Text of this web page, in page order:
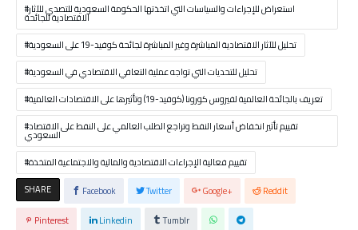
استعراض للإجراءات والسياسات التي اتخذتها الحكومة السعودية للتصدي للآثار
الاقتصادية للجائحة
تحليل للآثار الاقتصادية المباشرة وغير المباشرة لجائحة كوفيد-19 على السعودية
تحليل للتحديات التي تواجه عملية التعافي الاقتصادي في السعودية
تعريف بالجائحة العالمية لفيروس كورونا (كوفيد-19) وتأثيرها على الاقتصادات العالمية
تقييم تأثير انخفاض أسعار النفط وتراجع الطلب العالمي على النفط على الاقتصاد
السعودي
تقييم فعالية الإجراءات الاقتصادية والمالية والاجتماعية المتخذة
SHARE
Facebook Twitter Google+
Reddit
Pinterest
Linkedin Tumblr